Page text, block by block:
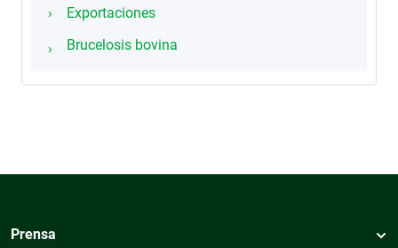
Exportaciones
Brucelosis bovina
Prensa